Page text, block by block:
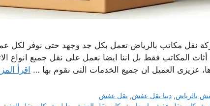
نقل مكاتب بالرياض تعمل بكل جد وجهد حتى نوفر لكل
المكاتب فقط بل اننا ايضا نعمل على نقل جميع انواع
عزيزى العميل ان جميع الخدمات التى نقوم بها …
اقرأ
بالرياض,دينا نقل عفش, نقل عفش